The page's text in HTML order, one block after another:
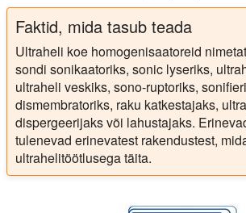
Faktid, mida tasub teada
Ultraheli koe homogenisaatoreid
sondi sonikaatoriks, sonic lyseriks,
ultraheli veskiks, sono-ruptoriks,
dismembratoriks, raku katkestajaks,
dispergeerijaks või lahustajaks.
tulenevad erinevatest rakendustest,
ultrahelitöötlusega täita.